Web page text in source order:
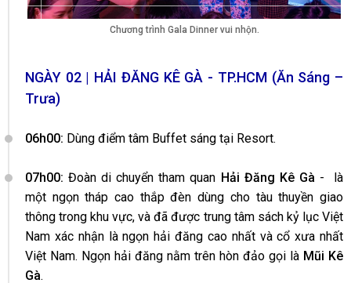
Chương trình Gala Dinner vui nhộn.
NGÀY 02 | HẢI ĐĂNG KÊ GÀ - TP.HCM (Ăn Sáng –
Trưa)
06h00: Dùng điểm tâm Buffet sáng tại Resort.
07h00: Đoàn di chuyển tham quan Hải Đăng Kê Gà - là
một ngọn tháp cao thắp đèn dùng cho tàu thuyền giao
thông trong khu vực, và đã được trung tâm sách kỷ lục Việt
Nam xác nhận là ngọn hải đăng cao nhất và cổ xưa nhất
Việt Nam. Ngọn hải đăng nằm trên hòn đảo gọi là Mũi Kê
Gà.